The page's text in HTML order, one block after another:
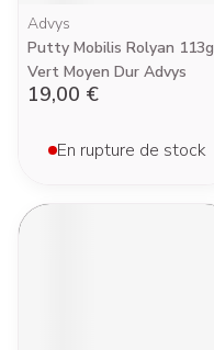
Advys
Putty Mobilis Rolyan 113g
Vert Moyen Dur Advys
19,00 €
En rupture de stock